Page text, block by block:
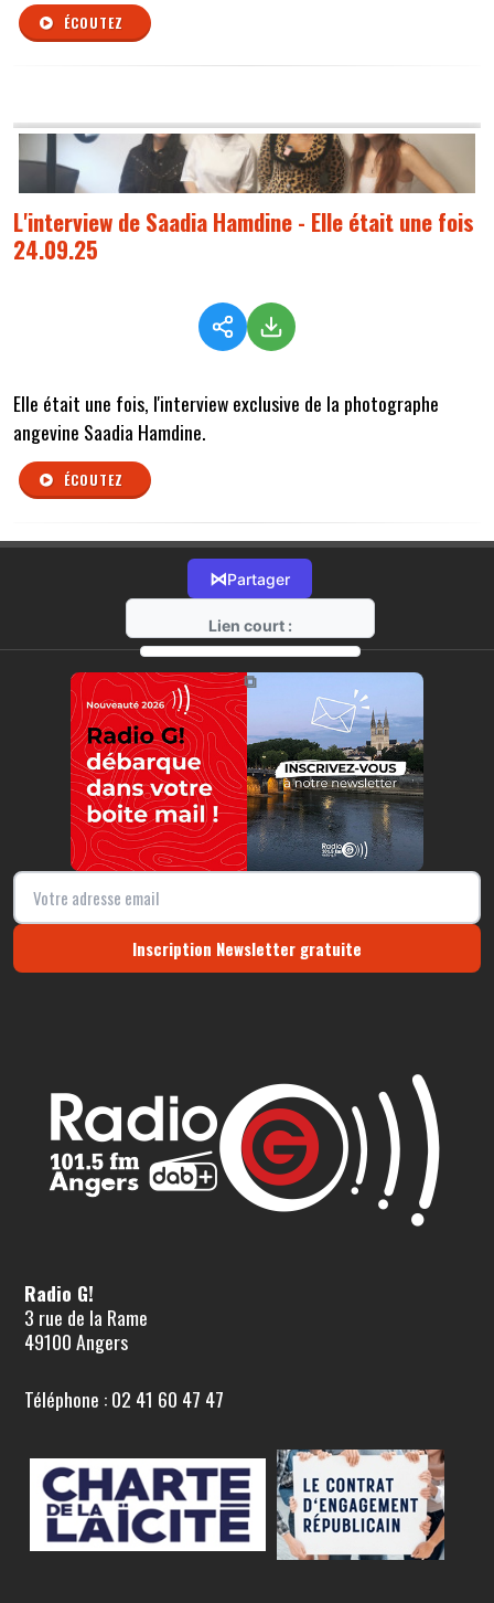
ÉCOUTEZ
L'interview de Saadia Hamdine - Elle était une fois
24.09.25
Elle était une fois, l'interview exclusive de la photographe
angevine Saadia Hamdine.
ÉCOUTEZ
⋈Partager
Lien court :
https://radio-g.fr?r448
⧉
Inscription Newsletter gratuite
Radio G!
3 rue de la Rame
49100 Angers
Téléphone : 02 41 60 47 47